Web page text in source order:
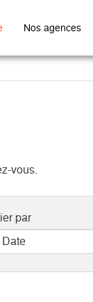
Nos agences
vous.
par